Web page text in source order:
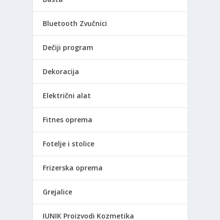
Bluetooth Zvučnici
Dečiji program
Dekoracija
Električni alat
Fitnes oprema
Fotelje i stolice
Frizerska oprema
Grejalice
IUNIK Proizvodi Kozmetika